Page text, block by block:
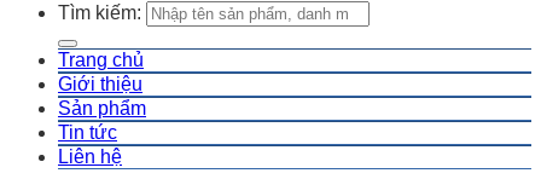
Tìm kiếm:
Trang chủ
Giới thiệu
Sản phẩm
Tin tức
Liên hệ